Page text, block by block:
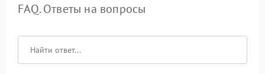
FAQ. Ответы на вопросы